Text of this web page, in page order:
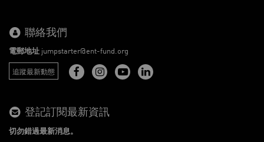
聯絡我們
電郵地址 jumpstarter@ent-fund.org
追蹤最新動態
登記訂閱最新資訊
切勿錯過最新消息。